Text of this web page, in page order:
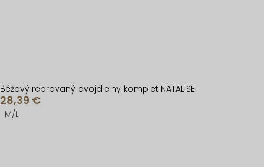
Béžový rebrovaný dvojdielny komplet NATALISE
28,39 €
M/L